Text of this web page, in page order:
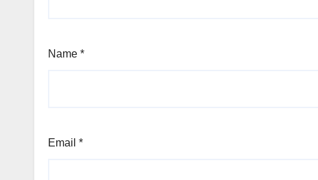
Name *
Email *